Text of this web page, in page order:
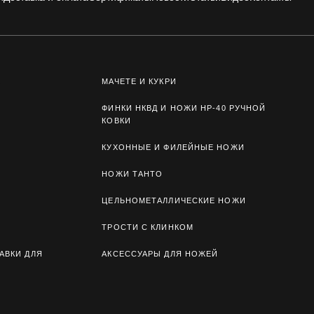
МАЧЕТЕ И КУКРИ
ФИНКИ НКВД И НОЖИ НР-40 РУЧНОЙ
КОВКИ
КУХОННЫЕ И ФИЛЕЙНЫЕ НОЖИ
НОЖИ ТАНТО
ЦЕЛЬНОМЕТАЛЛИЧЕСКИЕ НОЖИ
ТРОСТИ С КЛИНКОМ
ДЛЯ
АКСЕССУАРЫ ДЛЯ НОЖЕЙ